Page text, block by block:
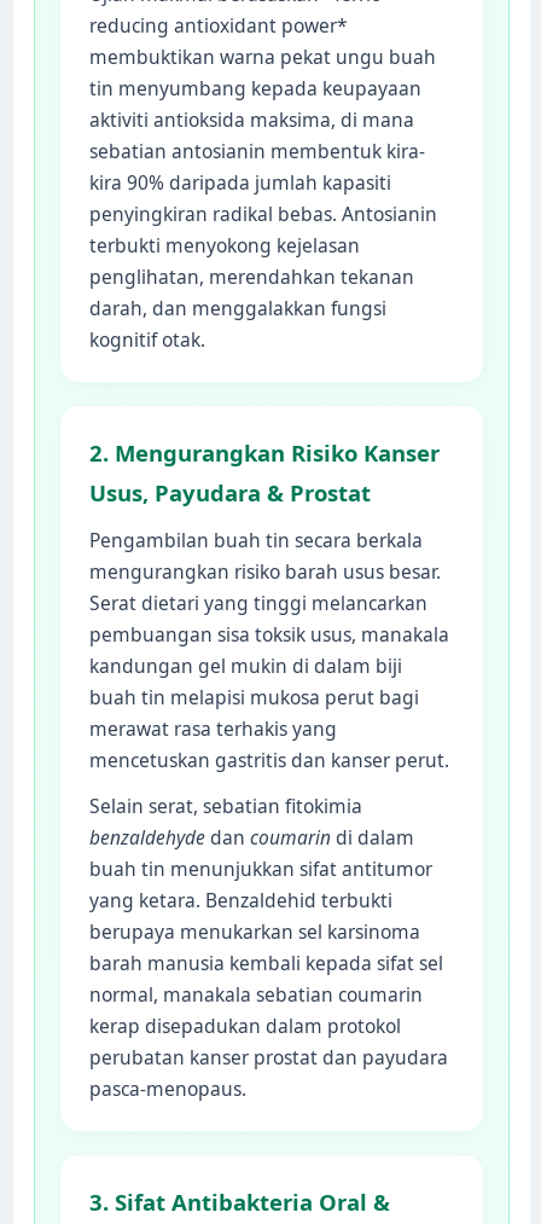
reducing antioxidant power*
membuktikan warna pekat ungu buah
tin menyumbang kepada keupayaan
aktiviti antioksida maksima, di mana
sebatian antosianin membentuk kira-
kira 90% daripada jumlah kapasiti
penyingkiran radikal bebas. Antosianin
terbukti menyokong kejelasan
penglihatan, merendahkan tekanan
darah, dan menggalakkan fungsi
kognitif otak.
2. Mengurangkan Risiko Kanser
Usus, Payudara & Prostat
Pengambilan buah tin secara berkala
mengurangkan risiko barah usus besar.
Serat dietari yang tinggi melancarkan
pembuangan sisa toksik usus, manakala
kandungan gel mukin di dalam biji
buah tin melapisi mukosa perut bagi
merawat rasa terhakis yang
mencetuskan gastritis dan kanser perut.
Selain serat, sebatian fitokimia
benzaldehydedancoumarindi dalam
buah tin menunjukkan sifat antitumor
yang ketara. Benzaldehid terbukti
berupaya menukarkan sel karsinoma
barah manusia kembali kepada sifat sel
normal, manakala sebatian coumarin
kerap disepadukan dalam protokol
perubatan kanser prostat dan payudara
pasca-menopaus.
3. Sifat Antibakteria Oral &